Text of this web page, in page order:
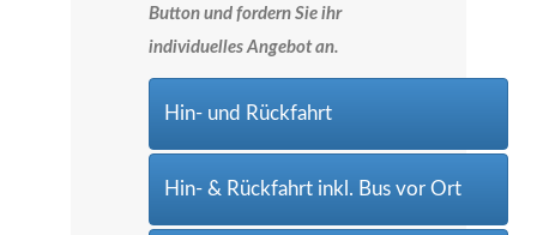
Button und fordern Sie ihr
individuelles Angebot an.
Hin- und Rückfahrt
Hin- & Rückfahrt inkl. Bus vor Ort